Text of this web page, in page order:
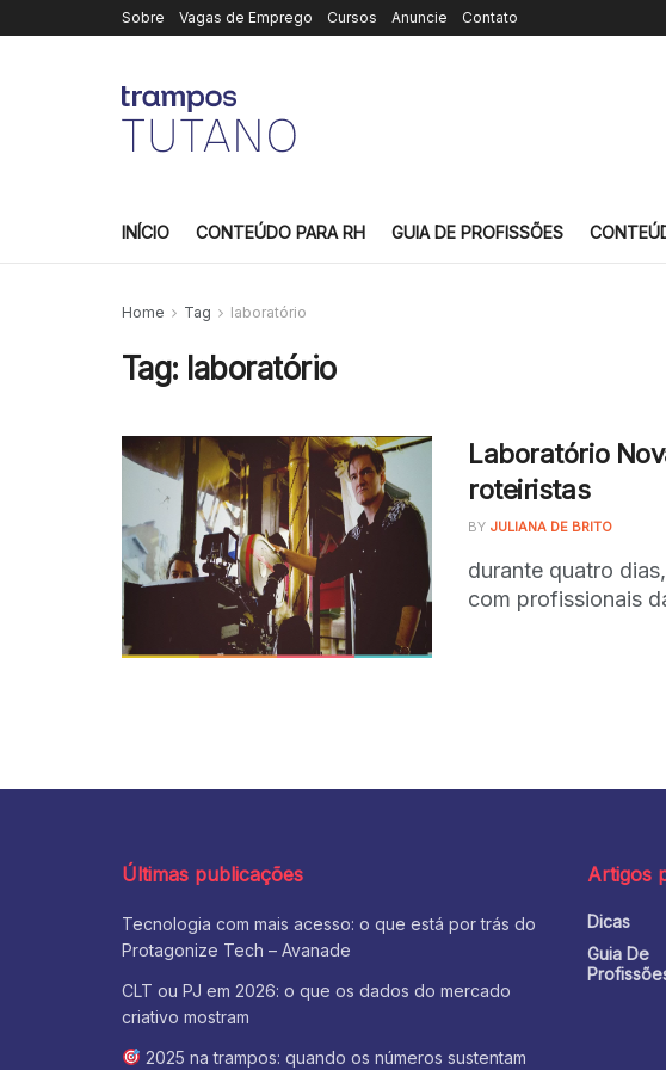
Sobre Vagas de Emprego Cursos Anuncie Contato
INÍCIO CONTEÚDO PARA RH GUIA DE PROFISSÕES
Home Tag laboratório
Tag: laboratório
Laboratório
roteiristas
BY JULIANA DE BRITO
durante quatro
com profissionais
Últimas publicações
Tecnologia com mais acesso: o que está por trás do
Protagonize Tech – Avanade
CLT ou PJ em 2026: o que os dados do mercado
criativo mostram
2025 na trampos: quando os números sustentam
Artigos
Dicas
Guia De